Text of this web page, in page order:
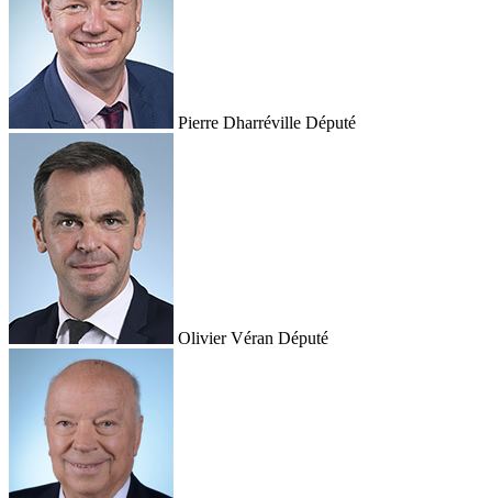
Pierre Dharréville Député
Olivier Véran Député